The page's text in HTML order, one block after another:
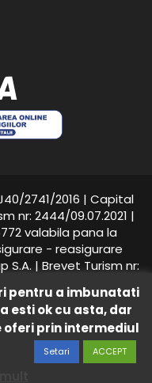
J40/2741/2016 | Capital
nr: 2444/09.07.2021 |
valabila pana la
- reasigurare
S.A. | Brevet Turism nr:
rezervate.
DIGITAL S.R.L.
Confidentialitate/
pentru a imbunatati
esti ok cu asta, dar
oferi prin intermediul
Setari ACCEPT